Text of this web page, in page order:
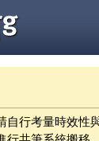
自行考量時效性